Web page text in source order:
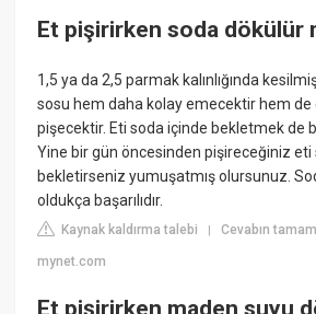
Et pişirirken soda dökülür
1,5 ya da 2,5 parmak kalınlığında
sosu hem daha kolay emecektir hem de
pişecektir. Eti soda içinde bekletmek de
Yine bir gün öncesinden pişireceğiniz eti
bekletirseniz yumuşatmış olursunuz.
oldukça başarılıdır.
Kaynak kaldırma talebi |Cevabın
mynet.com
Et pişirirken maden suyu